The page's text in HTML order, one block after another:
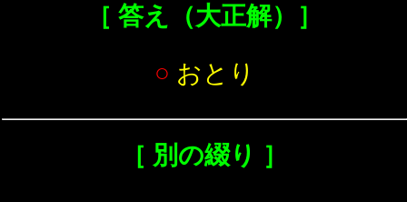
［ 答え（大正解）］
○ おとり
［ 別の綴り ］